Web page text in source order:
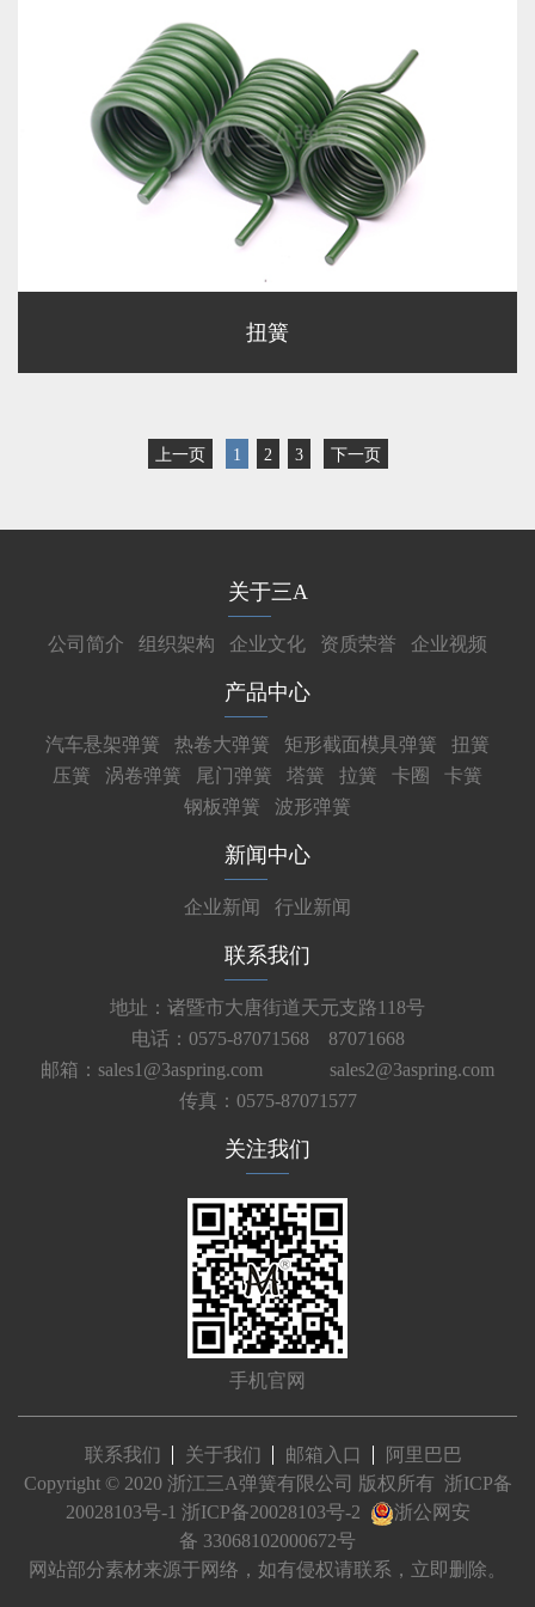
扭簧
上一页 1 2 3 下一页
关于三A
公司简介 组织架构 企业文化 资质荣誉 企业视频
产品中心
汽车悬架弹簧 热卷大弹簧 矩形截面模具弹簧
扭簧
压簧
涡卷弹簧 尾门弹簧 塔簧 拉簧 卡圈
卡簧
钢板弹簧
波形弹簧
新闻中心
企业新闻 行业新闻
联系我们
地址：诸暨市大唐街道天元支路118号
电话：0575-87071568 87071668
邮箱：sales1@3aspring.com
sales2@3aspring.com
传真：0575-87071577
关注我们
手机官网
联系我们 关于我们 邮箱入口
阿里巴巴
Copyright © 2020 浙江三A弹簧有限公司 版权所有 浙ICP备
20028103号-1 浙ICP备20028103号-2
浙公网安
备 33068102000672号
网站部分素材来源于网络，如有侵权请联系，立即删除。